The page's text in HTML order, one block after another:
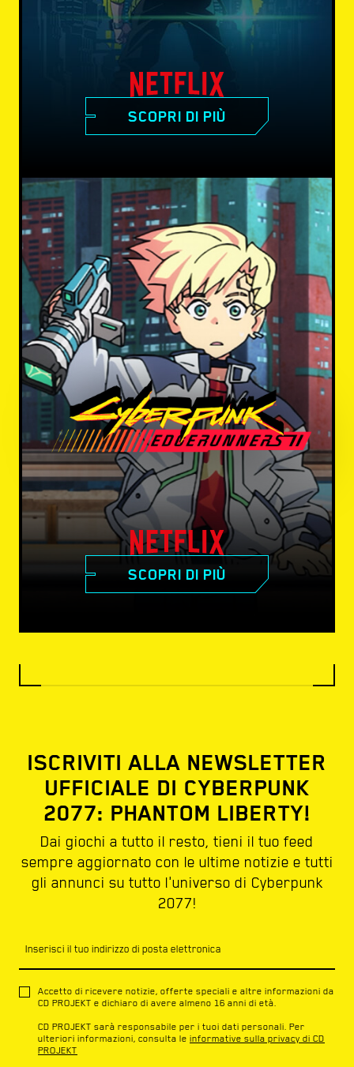
SCOPRI DI PIÙ
SCOPRI DI PIÙ
ISCRIVITI ALLA NEWSLETTER
UFFICIALE DI CYBERPUNK
2077: PHANTOM LIBERTY!
Dai giochi a tutto il resto, tieni il tuo feed
sempre aggiornato con le ultime notizie e tutti
gli annunci su tutto l'universo di Cyberpunk
2077!
Inserisci il tuo indirizzo di posta elettronica
Accetto di ricevere notizie, offerte speciali e altre informazioni da
CD PROJEKT e dichiaro di avere almeno 16 anni di età.
CD PROJEKT sarà responsabile per i tuoi dati personali. Per
ulteriori informazioni, consulta le informative sulla privacy di CD
PROJEKT